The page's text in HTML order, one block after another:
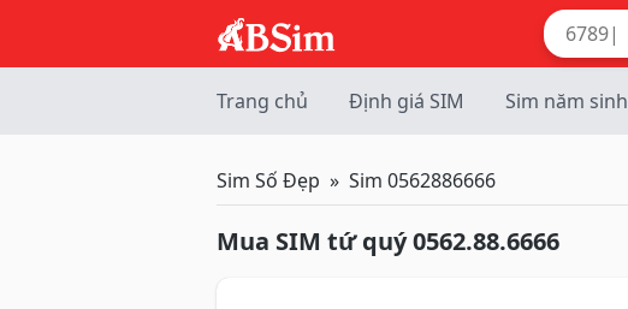
Trang chủ Định giá SIM Sim năm sinh
Sim Số Đẹp Sim 0562886666
Mua SIM tứ quý 0562.88.6666